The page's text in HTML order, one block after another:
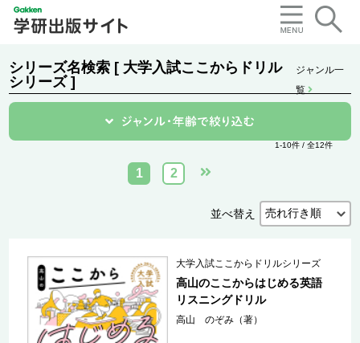
シリーズ名検索 [ 大学入試ここからドリル
シリーズ ]
ジャンル一
覧
1-10件 / 全12件
1 2
並べ替え
大学入試ここからドリルシリーズ
高山のここからはじめる英語
リスニングドリル
高山 のぞみ（著）